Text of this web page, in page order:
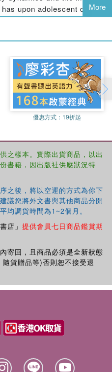
upon adolescent drinking
model.
is the interaction of ideas
human geography. The
domestic regimes illustrated
and
of boundary
both the psychosocial
an interesting new
of these two fields
further
and addiction
Life will be interesting to
adolescence, family
as any social scientist with
behaviour and the home
had important
and for interventions
use at the time. Today
More
優惠方式： 19折起
之樣本。實際出貨商品，以出
書籍，因出版社供應狀況特
之後，將以空運的方式為你下
議您將外文書與其他商品分開
均調貨時間為1~2個月。
店」 提供會員七日商品鑑賞期
寄回，且商品必須是全新狀態
貨贈品等)否則恕不接受退